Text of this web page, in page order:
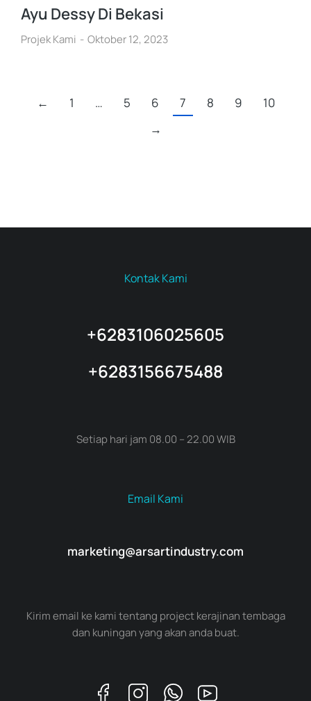
Ayu Dessy Di Bekasi
Projek Kami Oktober 12, 2023
← 1 … 5 6 7 8 9
10
→
Kontak Kami
+6283106025605
+6283156675488
Setiap hari jam 08.00 – 22.00 WIB
Email Kami
marketing@arsartindustry.com
Kirim email ke kami tentang project kerajinan tembaga
dan kuningan yang akan anda buat.